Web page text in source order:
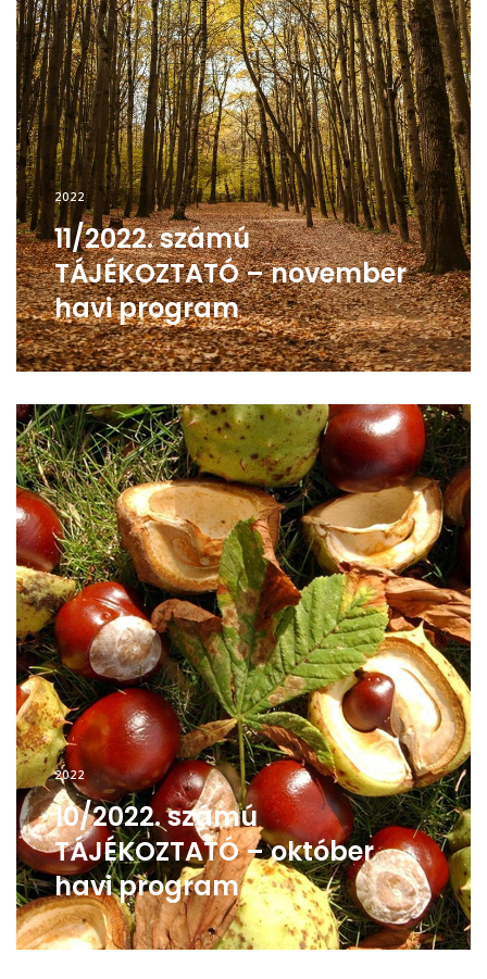
2022
11/2022. számú
TÁJÉKOZTATÓ – november
havi program
2022
10/2022. számú
TÁJÉKOZTATÓ – október
havi program